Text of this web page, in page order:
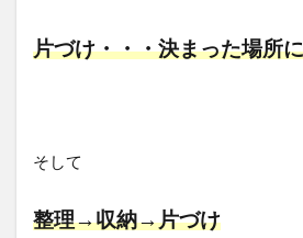
片づけ・・・決まった場所
そして
整理→収納→片づけ